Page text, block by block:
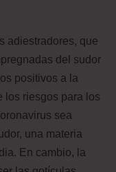
adiestradores, que
del sudor
positivos a la
los riesgos para los
sea
una materia
En cambio, la